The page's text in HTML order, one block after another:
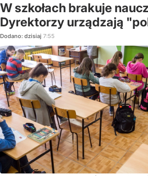
W szkołach brakuje
Dyrektorzy urządzają
Dodano: dzisiaj 7:55